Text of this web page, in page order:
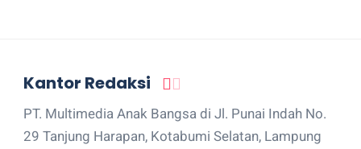
Kantor Redaksi
PT. Multimedia Anak Bangsa di Jl. Punai Indah No.
29 Tanjung Harapan, Kotabumi Selatan, Lampung